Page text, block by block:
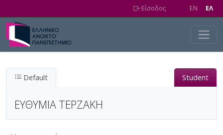
Είσοδος EN EΛ
Default Student
ΕΥΘΥΜΙΑ ΤΕΡΖΑΚΗ